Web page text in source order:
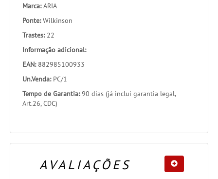
Marca:ARIA
Ponte:Wilkinson
Trastes: 22
Informação adicional:
EAN: 882985100933
Un.Venda: PC/1
Tempo de Garantia:90 dias (já inclui garantia legal,
Art.26, CDC)
AVALIAÇÕES